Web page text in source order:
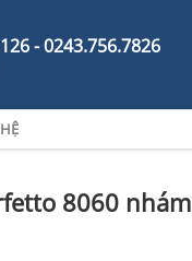
- 0243.756.7826
8060 nhám